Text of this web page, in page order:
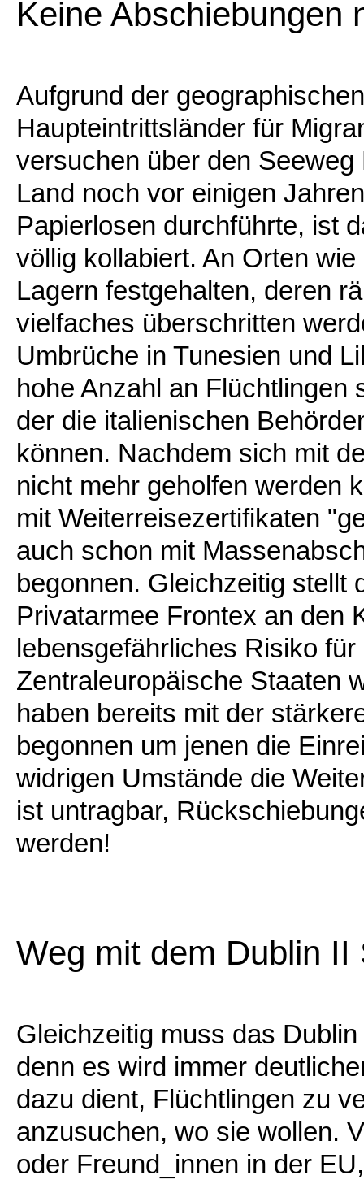
Keine Abschiebungen
Aufgrund der
Haupteintrittsländer für
versuchen über den
Land noch vor einigen
Papierlosen durchführte, ist
völlig kollabiert. An Orten
Lagern festgehalten, deren
vielfaches überschritten
Umbrüche in Tunesien und
hohe Anzahl an
der die italienischen
können. Nachdem sich mit
nicht mehr geholfen werden
mit Weiterreisezertifikaten
auch schon mit
begonnen. Gleichzeitig stellt
Privatarmee Frontex an den
lebensgefährliches Risiko
Zentraleuropäische Staaten
haben bereits mit der
begonnen um jenen die
widrigen Umstände die
ist untragbar,
werden!
Weg mit dem Dublin II
Gleichzeitig muss das
denn es wird immer
dazu dient, Flüchtlingen zu
anzusuchen, wo sie wollen.
oder Freund_innen in der